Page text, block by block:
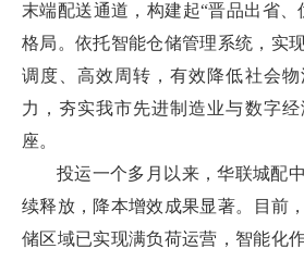
末端配送通道，构建起“晋品出省、
格局。依托智能仓储管理系统，实
调度、高效周转，有效降低社会
力，夯实我市先进制造业与数字
座。
投运一个多月以来，华联城配
续释放，降本增效成果显著。目前
储区域已实现满负荷运营，智能化